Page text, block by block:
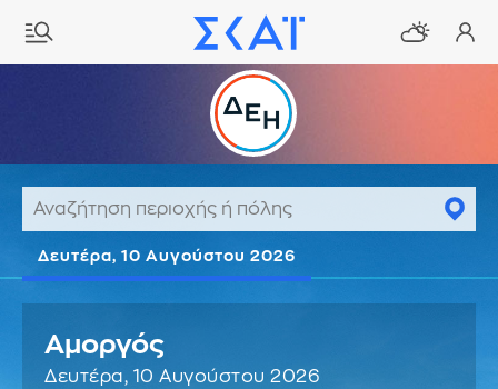
Δευτέρα, 10 Αυγούστου 2026
Αμοργός
Δευτέρα, 10 Αυγούστου 2026